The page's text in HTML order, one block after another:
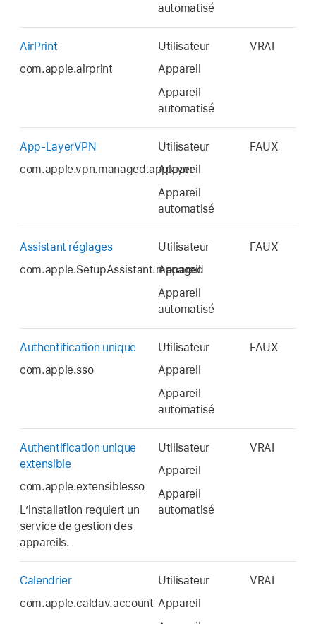
automatisé
AirPrint
com.apple.airprint
Utilisateur
Appareil
Appareil
automatisé
VRAI
App-LayerVPN
com.apple.vpn.managed.applayer
Utilisateur
Appareil
Appareil
automatisé
FAUX
Assistant réglages
com.apple.SetupAssistant.managed
Utilisateur
Appareil
Appareil
automatisé
FAUX
Authentification unique
com.apple.sso
Utilisateur
Appareil
Appareil
automatisé
FAUX
Authentification unique
extensible
com.apple.extensiblesso
L’installation requiert un
service de gestion des
appareils.
Utilisateur
Appareil
Appareil
automatisé
VRAI
Calendrier
com.apple.caldav.account
Utilisateur
Appareil
VRAI